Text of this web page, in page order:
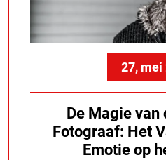
27, mei
De Magie
Fotograaf: Het
Emotie op